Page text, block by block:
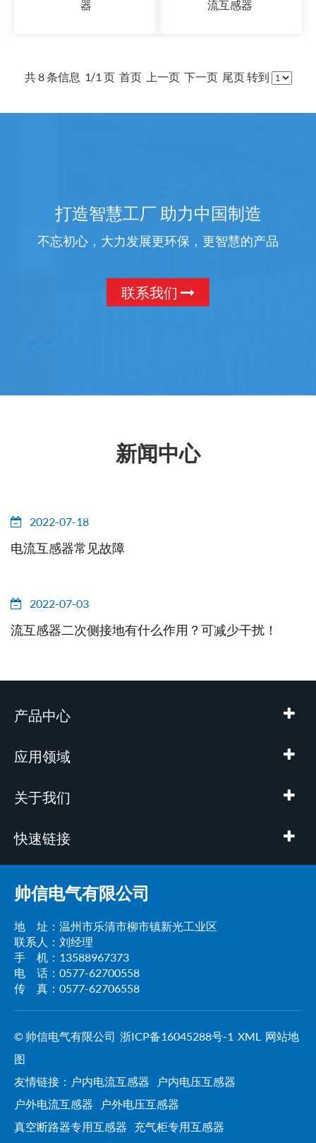
器
流互感器
共 8 条信息 1/1 页 首页 上一页 下一页 尾页 转到
打造智慧工厂 助力中国制造
不忘初心，大力发展更环保，更智慧的产品
联系我们
新闻中心
2022-07-18
电流互感器常见故障
2022-07-03
流互感器二次侧接地有什么作用？可减少干扰！
产品中心
应用领域
关于我们
快速链接
帅信电气有限公司
地 址：温州市乐清市柳市镇新光工业区
联系人：刘经理
手 机：13588967373
电 话：0577-62700558
传 真：0577-62706558
© 帅信电气有限公司 浙ICP备16045288号-1 XML
网站地
图
友情链接： 户内电流互感器
户内电压互感器
户外电流互感器
户外电压互感器
真空断路器专用互感器
充气柜专用互感器